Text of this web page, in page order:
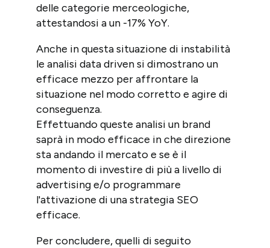
delle categorie merceologiche,
attestandosi a un -17% YoY.
Anche in questa situazione di instabilità
le analisi data driven si dimostrano un
efficace mezzo per affrontare la
situazione nel modo corretto e agire di
conseguenza.
Effettuando queste analisi un brand
saprà in modo efficace in che direzione
sta andando il mercato e se è il
momento di investire di più a livello di
advertising e/o programmare
l'attivazione di una strategia SEO
efficace.
Per concludere, quelli di seguito